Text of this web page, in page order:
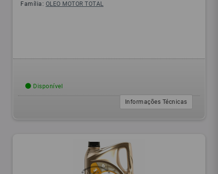
Família: OLEO MOTOR TOTAL
Disponível
Informações Técnicas